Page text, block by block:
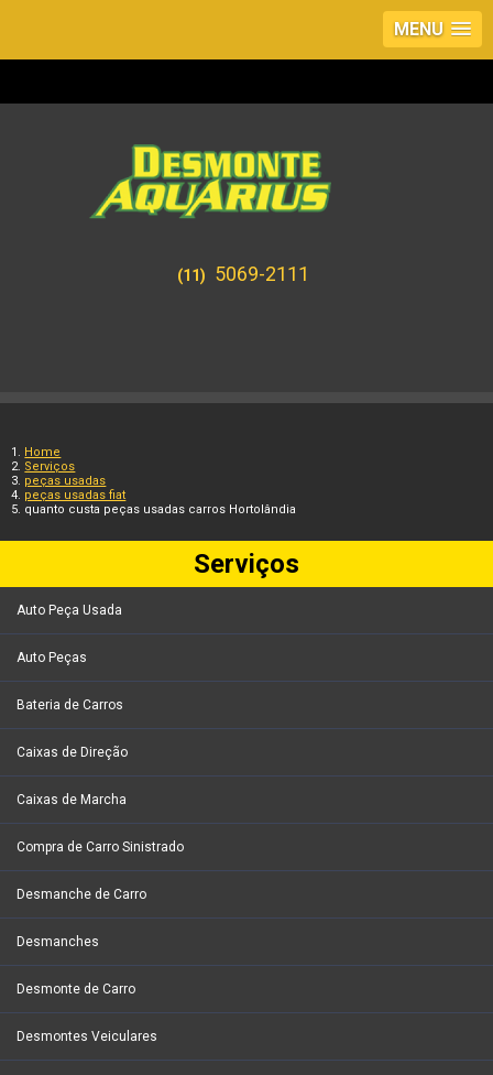
MENU
(11) 5069-2111
Home
Serviços
peças usadas
peças usadas fiat
quanto custa peças usadas carros Hortolândia
Serviços
Auto Peça Usada
Auto Peças
Bateria de Carros
Caixas de Direção
Caixas de Marcha
Compra de Carro Sinistrado
Desmanche de Carro
Desmanches
Desmonte de Carro
Desmontes Veiculares